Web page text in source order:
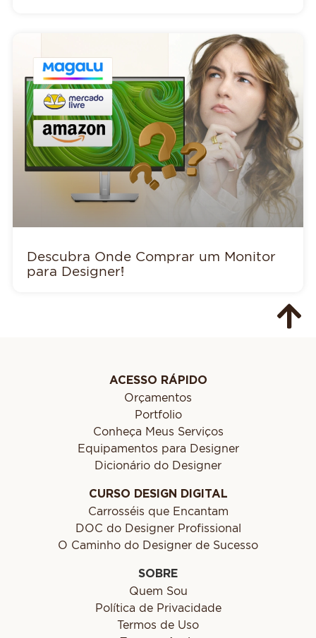
Descubra Onde Comprar um Monitor
para Designer!
ACESSO RÁPIDO
Orçamentos
Portfolio
Conheça Meus Serviços
Equipamentos para Designer
Dicionário do Designer
CURSO DESIGN DIGITAL
Carrosséis que Encantam
DOC do Designer Profissional
O Caminho do Designer de Sucesso
SOBRE
Quem Sou
Política de Privacidade
Termos de Uso